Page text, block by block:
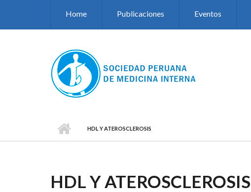
Home Publicaciones Eventos
HDL Y ATEROSCLEROSIS
HDL Y ATEROSCLEROSIS